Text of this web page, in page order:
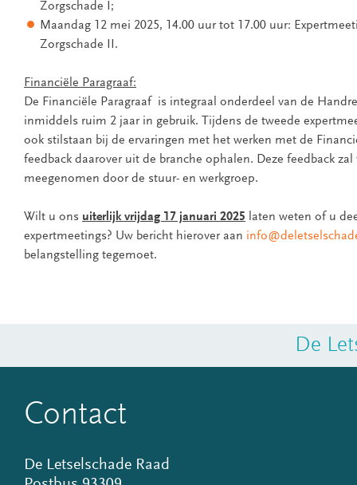
Zorgschade I;
Maandag 12 mei 2025, 14.00 uur tot 17.00 uur:
Zorgschade II.
Financiële Paragraaf:
De Financiële Paragraaf is integraal onderdeel van de
inmiddels ruim 2 jaar in gebruik. Tijdens de tweede
ook stilstaan bij de ervaringen met het werken met de
feedback daarover uit de branche ophalen. Deze feedback
meegenomen door de stuur- en werkgroep.
Wilt u ons uiterlijk vrijdag 17 januari 2025 laten weten of u
expertmeetings? Uw bericht hierover aan
belangstelling tegemoet.
De
Contact
De Letselschade Raad